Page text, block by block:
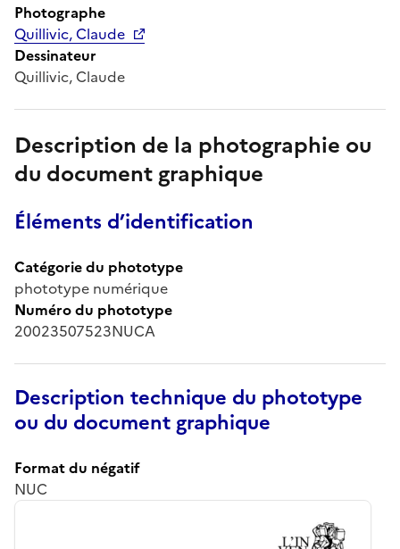
Photographe
Quillivic, Claude
Dessinateur
Quillivic, Claude
Description de la photographie ou
du document graphique
Éléments d’identification
Catégorie du phototype
phototype numérique
Numéro du phototype
20023507523NUCA
Description technique du phototype
ou du document graphique
Format du négatif
NUC